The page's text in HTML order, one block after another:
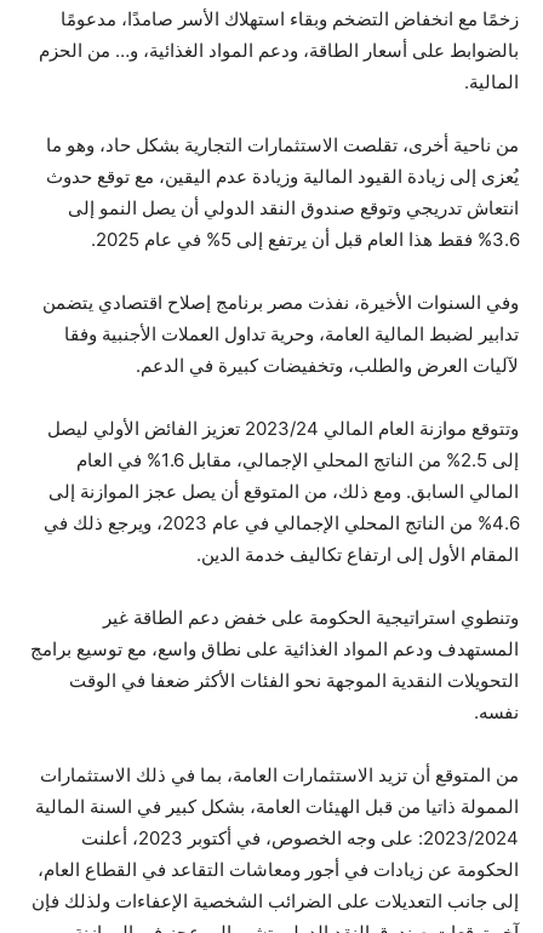
زخمًا مع انخفاض التضخم وبقاء استهلاك الأسر صامدًا، مدعومًا
بالضوابط على أسعار الطاقة، ودعم المواد الغذائية، و… من الحزم
المالية.
من ناحية أخرى، تقلصت الاستثمارات التجارية بشكل حاد، وهو ما
يُعزى إلى زيادة القيود المالية وزيادة عدم اليقين، مع توقع حدوث
انتعاش تدريجي وتوقع صندوق النقد الدولي أن يصل النمو إلى
3.6% فقط هذا العام قبل أن يرتفع إلى 5% في عام 2025.
وفي السنوات الأخيرة، نفذت مصر برنامج إصلاح اقتصادي يتضمن
تدابير لضبط المالية العامة، وحرية تداول العملات الأجنبية وفقا
لآليات العرض والطلب، وتخفيضات كبيرة في الدعم.
وتتوقع موازنة العام المالي 2023/24 تعزيز الفائض الأولي ليصل
إلى 2.5% من الناتج المحلي الإجمالي، مقابل 1.6% في العام
المالي السابق. ومع ذلك، من المتوقع أن يصل عجز الموازنة إلى
4.6% من الناتج المحلي الإجمالي في عام 2023، ويرجع ذلك في
المقام الأول إلى ارتفاع تكاليف خدمة الدين.
وتنطوي استراتيجية الحكومة على خفض دعم الطاقة غير
المستهدف ودعم المواد الغذائية على نطاق واسع، مع توسيع برامج
التحويلات النقدية الموجهة نحو الفئات الأكثر ضعفا في الوقت
نفسه.
من المتوقع أن تزيد الاستثمارات العامة، بما في ذلك الاستثمارات
الممولة ذاتيا من قبل الهيئات العامة، بشكل كبير في السنة المالية
2023/2024: على وجه الخصوص، في أكتوبر 2023، أعلنت
الحكومة عن زيادات في أجور ومعاشات التقاعد في القطاع العام،
إلى جانب التعديلات على الضرائب الشخصية الإعفاءات ولذلك فإن